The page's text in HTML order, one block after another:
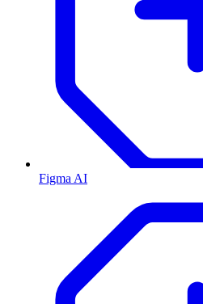
Figma AI